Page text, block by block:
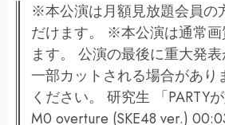
※本公演は月額見放題会員の
だけます。 ※本公演は通常画
ます。 公演の最後に重大発
一部カットされる場合があり
ください。 研究生 「PARTY
M0 overture (SKE48 ver.)